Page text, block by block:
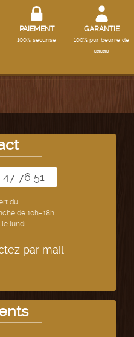
PAIEMENT
100% sécurisé
GARANTIE
100% pur beurre de
cacao
76 51
du
de 10h–18h
le lundi
par mail